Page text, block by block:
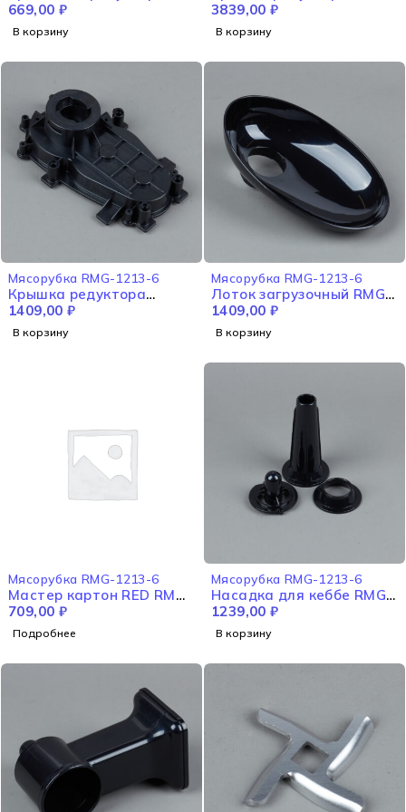
RMG-1213-6
669,00 ₽
В корзину
задняя часть RMG-1213-6
3839,00 ₽
В корзину
Мясорубка RMG-1213-6
Крышка редуктора
передняя часть RMG-
1213-6
1409,00 ₽
В корзину
Мясорубка RMG-1213-6
Лоток загрузочный RMG-
1213-6
1409,00 ₽
В корзину
НЕТ В НАЛИЧИИ
Мясорубка RMG-1213-6
Мастер картон RED RMG-
1213-6
709,00 ₽
Подробнее
Мясорубка RMG-1213-6
Насадка для кеббе RMG-
1213-6
1239,00 ₽
В корзину